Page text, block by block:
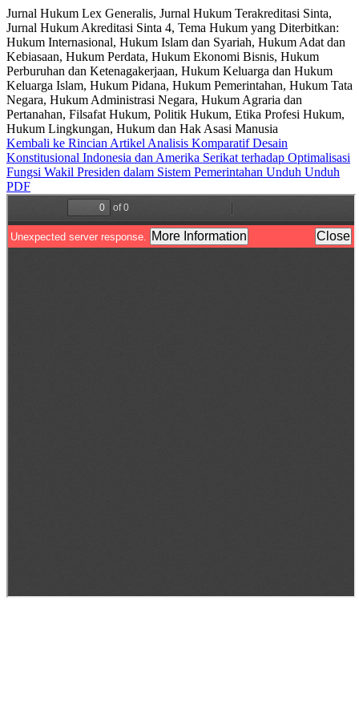
Jurnal Hukum Lex Generalis, Jurnal Hukum Terakreditasi Sinta,
Jurnal Hukum Akreditasi Sinta 4, Tema Hukum yang Diterbitkan:
Hukum Internasional, Hukum Islam dan Syariah, Hukum Adat dan
Kebiasaan, Hukum Perdata, Hukum Ekonomi Bisnis, Hukum
Perburuhan dan Ketenagakerjaan, Hukum Keluarga dan Hukum
Keluarga Islam, Hukum Pidana, Hukum Pemerintahan, Hukum Tata
Negara, Hukum Administrasi Negara, Hukum Agraria dan
Pertanahan, Filsafat Hukum, Politik Hukum, Etika Profesi Hukum,
Hukum Lingkungan, Hukum dan Hak Asasi Manusia
Kembali ke Rincian Artikel Analisis Komparatif Desain
Konstitusional Indonesia dan Amerika Serikat terhadap Optimalisasi
Fungsi Wakil Presiden dalam Sistem Pemerintahan Unduh Unduh
PDF